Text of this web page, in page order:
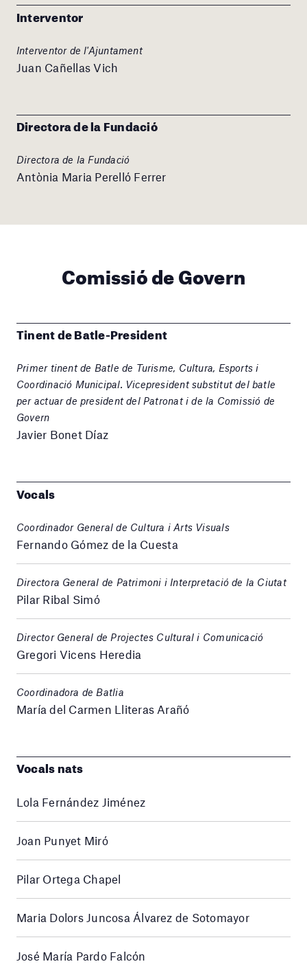
Interventor
Interventor de l'Ajuntament
Juan Cañellas Vich
Directora de la Fundació
Directora de la Fundació
Antònia Maria Perelló Ferrer
Comissió de Govern
Tinent de Batle-President
Primer tinent de Batle de Turisme, Cultura, Esports i
Coordinació Municipal. Vicepresident substitut del batle
per actuar de president del Patronat i de la Comissió de
Govern
Javier Bonet Díaz
Vocals
Coordinador General de Cultura i Arts Visuals
Fernando Gómez de la Cuesta
Directora General de Patrimoni i Interpretació de la Ciutat
Pilar Ribal Simó
Director General de Projectes Cultural i Comunicació
Gregori Vicens Heredia
Coordinadora de Batlia
María del Carmen Lliteras Arañó
Vocals nats
Lola Fernández Jiménez
Joan Punyet Miró
Pilar Ortega Chapel
Maria Dolors Juncosa Álvarez de Sotomayor
José María Pardo Falcón